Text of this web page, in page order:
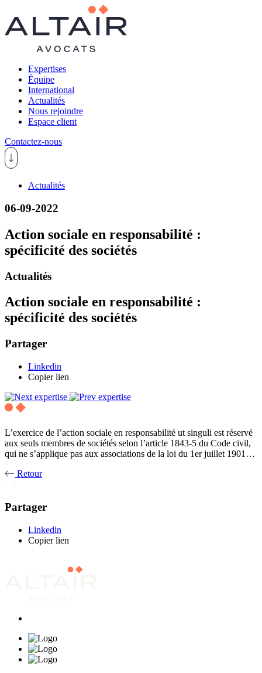
Expertises
Équipe
International
Actualités
Nous rejoindre
Espace client
Contactez-nous
Actualités
06-09-2022
Action sociale en responsabilité :
spécificité des sociétés
Actualités
Action sociale en responsabilité :
spécificité des sociétés
Partager
Linkedin
Copier lien
L’exercice de l’action sociale en responsabilité ut singuli est réservé
aux seuls membres de sociétés selon l’article 1843-5 du Code civil,
qui ne s’applique pas aux associations de la loi du 1er juillet 1901…
Retour
Partager
Linkedin
Copier lien